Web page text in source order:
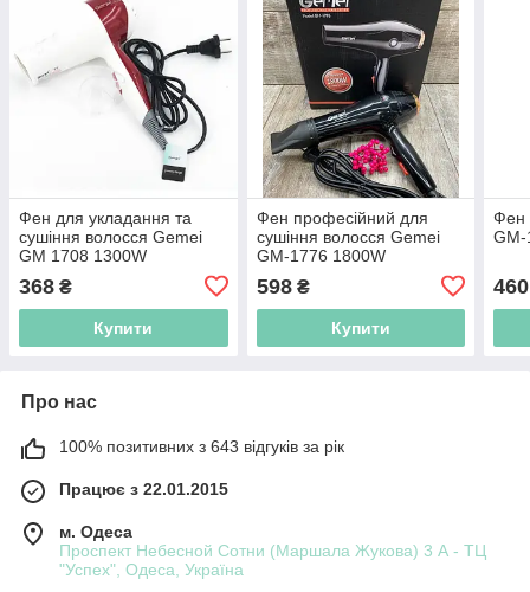
Фен для укладання та
сушіння волосся Gemei
GM 1708 1300W
368 ₴
Купити
Фен професійний для
сушіння волосся Gemei
GM-1776 1800W
598₴
Купити
Фен
460
Про нас
100% позитивних з 643 відгуків за рік
Працює з 22.01.2015
м. Одеса
Проспект Небесной Сотни (Маршала Жукова) 3 А - ТЦ
"Успех", Одеса, Україна